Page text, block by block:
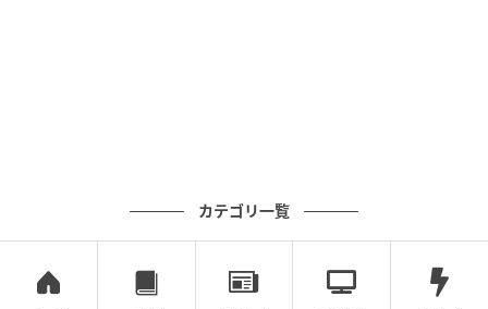
カテゴリ一覧